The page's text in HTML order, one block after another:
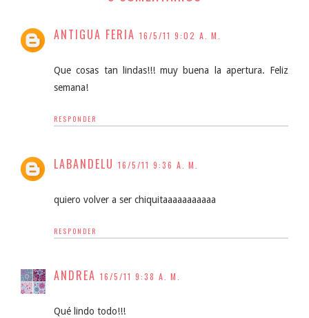
ANTIGUA FERIA 16/5/11 9:02 A. M.
Que cosas tan lindas!!! muy buena la apertura. Feliz
semana!
RESPONDER
LABANDELU 16/5/11 9:36 A. M.
quiero volver a ser chiquitaaaaaaaaaaa
RESPONDER
ANDREA 16/5/11 9:38 A. M.
Qué lindo todo!!!